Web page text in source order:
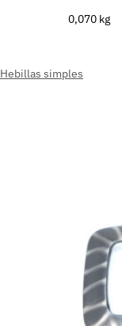
0,070 kg
Hebillas simples